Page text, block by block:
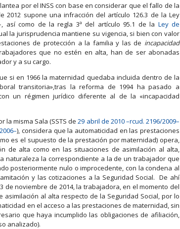
por el INSS con base en considerar que el fallo de la
2012 supone una infracción del artículo 126.3 de la Ley
así como de la regla 3ª del artículo 95.1 de la Ley de
la jurisprudencia mantiene su vigencia, si bien con valor
de protección a la familia y las de incapacidad
que no estén en alta, han de ser abonadas
y a su cargo.
si en 1966 la maternidad quedaba incluida dentro de la
transitoria»,tras la reforma de 1994 ha pasado a
un régimen jurídico diferente al de la «incapacidad
la misma Sala (SSTS de29 abril de 2010 –rcud. 2196/2009–
), considera que la automaticidad en las prestaciones
es el supuesto de la prestación por maternidad) opera,
de alta como en las situaciones de asimilación al alta,
naturaleza la correspondiente a la de un trabajador que
posteriormente nulo o improcedente, con la condena al
y las cotizaciones a la Seguridad Social. De ahí
de noviembre de 2014, la trabajadora, en el momento del
al alta respecto de la Seguridad Social, por lo
en el acceso a las prestaciones de maternidad, sin
que haya incumplido las obligaciones de afiliación,
analizado).